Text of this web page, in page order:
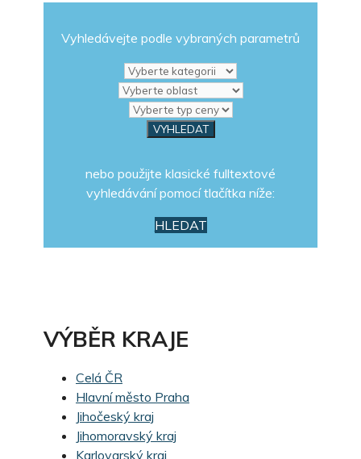
Vyhledávejte podle vybraných parametrů
nebo použijte klasické fulltextové
vyhledávání pomocí tlačítka níže:
HLEDAT
VÝBĚR KRAJE
Celá ČR
Hlavní město Praha
Jihočeský kraj
Jihomoravský kraj
Karlovarský kraj